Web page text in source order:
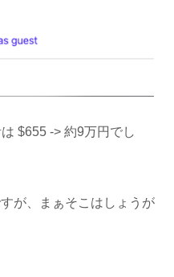
$655 -> 約9万円でし
が、まぁそこはしょうが